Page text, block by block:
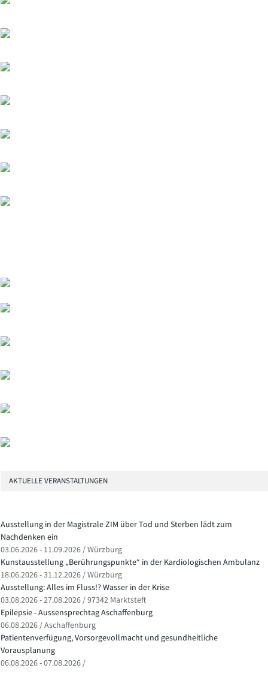
AKTUELLE VERANSTALTUNGEN
Ausstellung in der Magistrale ZIM über Tod und Sterben lädt zum
Nachdenken ein
03.06.2026 - 11.09.2026 / Würzburg
Kunstausstellung „Berührungspunkte“ in der Kardiologischen Ambulanz
18.06.2026 - 31.12.2026 / Würzburg
Ausstellung: Alles im Fluss!? Wasser in der Krise
03.08.2026 - 27.08.2026 / 97342 Marktsteft
Epilepsie - Aussensprechtag Aschaffenburg
06.08.2026 / Aschaffenburg
Patientenverfügung, Vorsorgevollmacht und gesundheitliche
Vorausplanung
06.08.2026 - 07.08.2026 /